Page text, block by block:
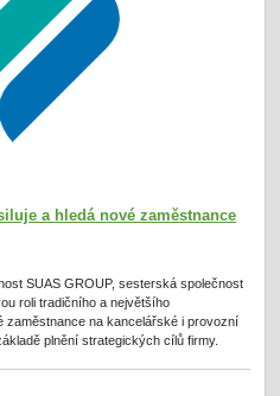
a hledá nové zaměstnance
SUAS GROUP, sesterská společnost
roli tradičního a největšího
zaměstnance na kancelářské i provozní
plnění strategických cílů firmy.